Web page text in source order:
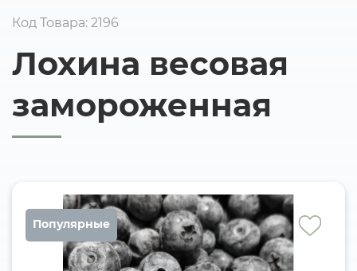
Код Товара: 2196
Лохина весовая
замороженная
Популярные